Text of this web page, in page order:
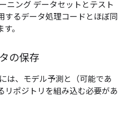
ニング データセットとテスト
するデータ処理コードとほぼ同
。
の保存
は、モデル予測と（可能であ
リポジトリを組み込む必要があ